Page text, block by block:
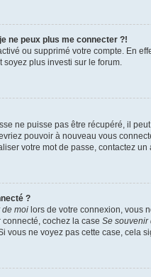
ne peux plus me connecter ?!
ou supprimé votre compte. En
plus investi sur le forum.
ne puisse pas être récupéré, il
pouvoir à nouveau vous
votre mot de passe, contactez un
?
de moi lors de votre connexion, vous
cochez la case Se souvenir
vous ne voyez pas cette case, cela